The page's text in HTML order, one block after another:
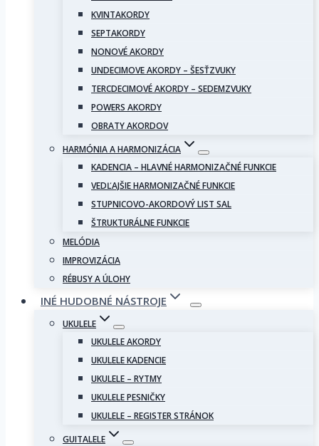
KVINTAKORDY
SEPTAKORDY
NONOVÉ AKORDY
UNDECIMOVE AKORDY – ŠESŤZVUKY
TERCDECIMOVÉ AKORDY – SEDEMZVUKY
POWERS AKORDY
OBRATY AKORDOV
HARMÓNIA A HARMONIZÁCIA
KADENCIA – HLAVNÉ HARMONIZAČNÉ FUNKCIE
VEDĽAJŠIE HARMONIZAČNÉ FUNKCIE
STUPNICOVO-AKORDOVÝ LIST SAL
ŠTRUKTURÁLNE FUNKCIE
MELÓDIA
IMPROVIZÁCIA
RÉBUSY A ÚLOHY
INÉ HUDOBNÉ NÁSTROJE
UKULELE
UKULELE AKORDY
UKULELE KADENCIE
UKULELE – RYTMY
UKULELE PESNIČKY
UKULELE – REGISTER STRÁNOK
GUITALELE